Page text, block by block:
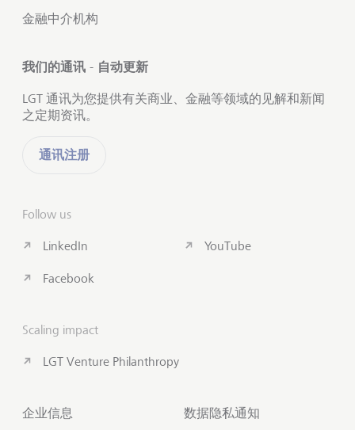
金融中介机构
我们的通讯 - 自动更新
LGT 通讯为您提供有关商业、金融等领域的见解和新闻
之定期资讯。
通讯注册
Follow us
LinkedIn
Facebook
YouTube
Scaling impact
LGT Venture Philanthropy
企业信息 数据隐私通知